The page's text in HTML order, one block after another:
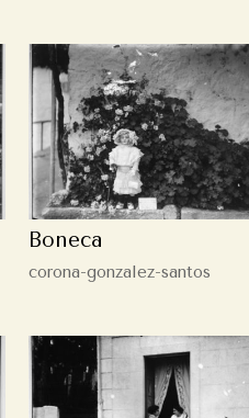
Boneca
corona-gonzalez-santos